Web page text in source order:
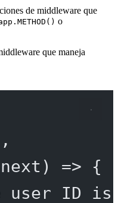
de middleware que
o
que maneja
,
next ) => {
ID is